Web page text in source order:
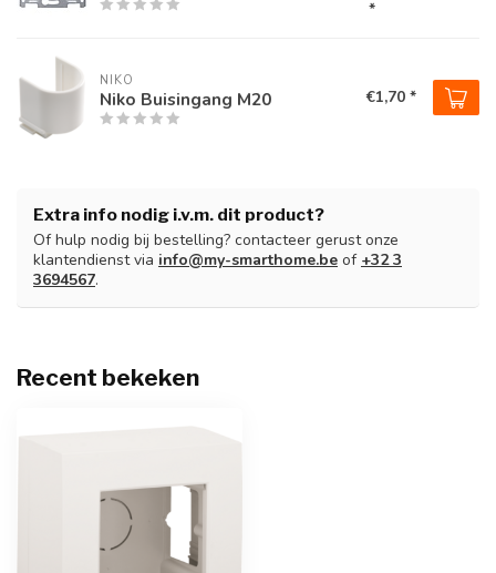
*
NIKO
Niko Buisingang M20 €1,70 *
Extra info nodig i.v.m. dit product?
Of hulp nodig bij bestelling? contacteer gerust onze
klantendienst via info@my-smarthome.be of +32 3
3694567.
Recent bekeken